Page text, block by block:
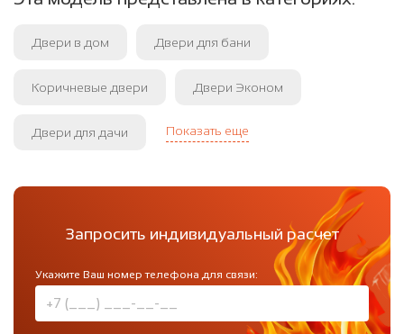
Двери в дом Двери для бани
Коричневые двери Двери Эконом
Двери для дачи Показать еще
Запросить индивидуальный расчет
Укажите Ваш номер телефона для связи: